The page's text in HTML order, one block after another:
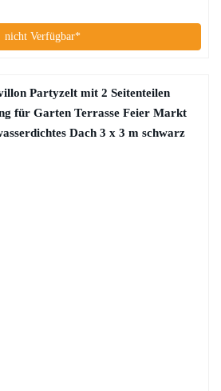
nicht Verfügbar*
Partyzelt mit 2 Seitenteilen
für Garten Terrasse Feier Markt
Dach 3 x 3 m schwarz